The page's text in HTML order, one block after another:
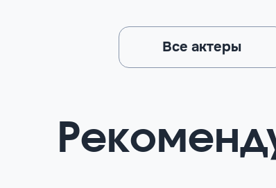
Все актеры